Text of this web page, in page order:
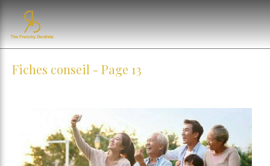
Fiches conseil - Page 13